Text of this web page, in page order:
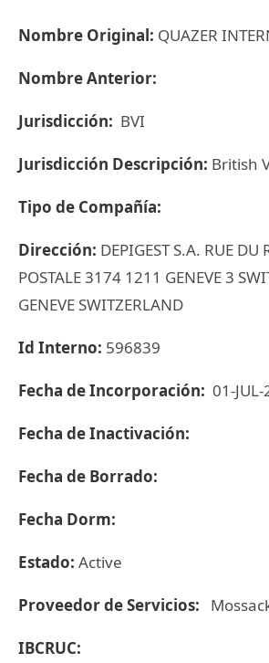
Nombre Original: QUAZER
Nombre Anterior:
Jurisdicción: BVI
Jurisdicción Descripción: British
Tipo de Compañía:
Dirección: DEPIGEST S.A. RUE DU
POSTALE 3174 1211 GENEVE 3
GENEVE SWITZERLAND
Id Interno: 596839
Fecha de Incorporación: 01-
Fecha de Inactivación:
Fecha de Borrado:
Fecha Dorm:
Estado: Active
Proveedor de Servicios:
IBCRUC: